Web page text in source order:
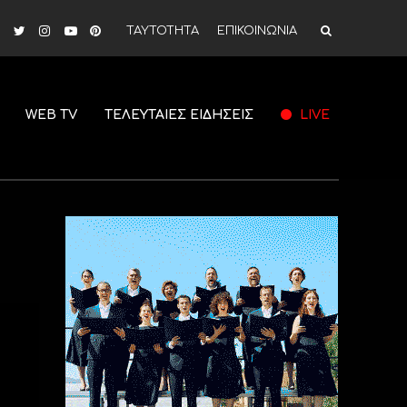
ΤΑΥΤΟΤΗΤΑ ΕΠΙΚΟΙΝΩΝΙΑ
WEB TV ΤΕΛΕΥΤΑΙΕΣ ΕΙΔΗΣΕΙΣ LIVE